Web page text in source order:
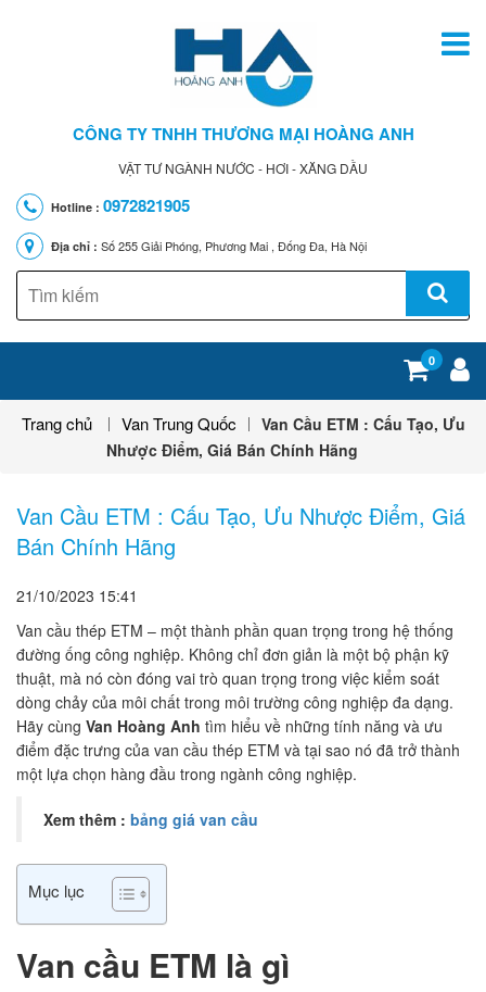
CÔNG TY TNHH THƯƠNG MẠI HOÀNG ANH
VẬT TƯ NGÀNH NƯỚC - HƠI - XĂNG DẦU
Hotline : 0972821905
Địa chỉ : Số 255 Giải Phóng, Phương Mai , Đống Đa, Hà Nội
0
Trang chủ Van Trung Quốc
Van Cầu ETM : Cấu Tạo, Ưu
Nhược Điểm, Giá Bán Chính Hãng
Van Cầu ETM : Cấu Tạo, Ưu Nhược Điểm, Giá
Bán Chính Hãng
21/10/2023 15:41
Van cầu thép ETM – một thành phần quan trọng trong hệ thống
đường ống công nghiệp. Không chỉ đơn giản là một bộ phận kỹ
thuật, mà nó còn đóng vai trò quan trọng trong việc kiểm soát
dòng chảy của môi chất trong môi trường công nghiệp đa dạng.
Hãy cùng Van Hoàng Anh tìm hiểu về những tính năng và ưu
điểm đặc trưng của van cầu thép ETM và tại sao nó đã trở thành
một lựa chọn hàng đầu trong ngành công nghiệp.
Xem thêm : bảng giá van cầu
Mục lục
Van cầu ETM là gì